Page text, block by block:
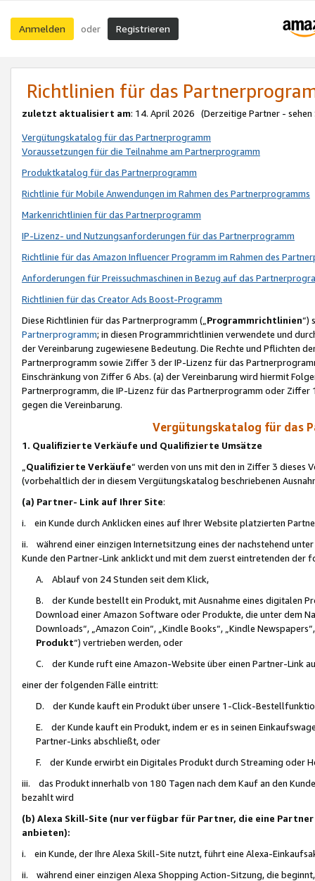
Anmelden oder Registrieren
Richtlinien für das
zuletzt aktualisiert am: 14. April 2026 (Derzeitige Partner - sehen
Vergütungskatalog für das Partnerprogramm
Voraussetzungen für die Teilnahme am Partnerprogramm
Produktkatalog für das Partnerprogramm
Richtlinie für Mobile Anwendungen im Rahmen des Partnerprogramms
Markenrichtlinien für das Partnerprogramm
IP-Lizenz- und Nutzungsanforderungen für das Partnerprogramm
Richtlinie für das Amazon Influencer Programm im Rahmen des
Anforderungen für Preissuchmaschinen in Bezug auf das
Richtlinien für das Creator Ads Boost-Programm
Diese Richtlinien für das Partnerprogramm („Programmrichtlinien“)
Partnerprogramm; in diesen Programmrichtlinien verwendete und
der Vereinbarung zugewiesene Bedeutung. Die Rechte und Pflichten
Partnerprogramm sowie Ziffer 3 der IP-Lizenz für das
Einschränkung von Ziffer 6 Abs. (a) der Vereinbarung wird hiermit
Partnerprogramm, die IP-Lizenz für das Partnerprogramm oder
gegen die Vereinbarung.
Vergütungskatalog für das
1. Qualifizierte Verkäufe und Qualifizierte Umsätze
Qualifizierte Verkäufe“ werden von uns mit den in Ziffer 3
(vorbehaltlich der in diesem Vergütungskatalog beschriebenen
(a) Partner- Link auf Ihrer Site:
i. ein Kunde durch Anklicken eines auf Ihrer Website platzierten
ii. während einer einzigen Internetsitzung eines der nachstehend
Kunde den Partner-Link anklickt und mit dem zuerst eintretenden der
A. Ablauf von 24 Stunden seit dem Klick,
B. der Kunde bestellt ein Produkt, mit Ausnahme eines digitalen
Download einer Amazon Software oder Produkte, die unter dem
Downloads“, „Amazon Coin“, „Kindle Books“, „Kindle
Produkt“) vertrieben werden, oder
C. der Kunde ruft eine Amazon-Website über einen Partner-Link
einer der folgenden Fälle eintritt:
D. der Kunde kauft ein Produkt über unsere 1-Click-
E. der Kunde kauft ein Produkt, indem er es in seinen
Partner-Links abschließt, oder
F. der Kunde erwirbt ein Digitales Produkt durch Streaming oder
iii. das Produkt innerhalb von 180 Tagen nach dem Kauf an den
bezahlt wird
(b) Alexa Skill-Site (nur verfügbar für Partner, die eine
anbieten):
i. ein Kunde, der Ihre Alexa Skill-Site nutzt, führt eine Alexa-
ii. während einer einzigen Alexa Shopping Action-Sitzung, die